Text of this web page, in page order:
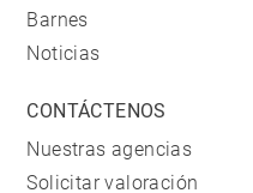
Barnes
Noticias
CONTÁCTENOS
Nuestras agencias
Solicitar valoración